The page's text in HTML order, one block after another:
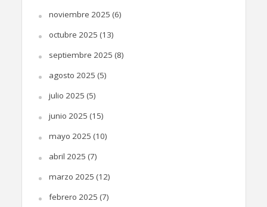
noviembre 2025 (6)
octubre 2025 (13)
septiembre 2025 (8)
agosto 2025 (5)
julio 2025 (5)
junio 2025 (15)
mayo 2025 (10)
abril 2025 (7)
marzo 2025 (12)
febrero 2025 (7)